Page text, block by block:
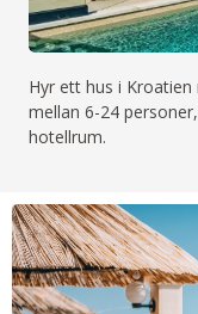
Hyr ett hus i
mellan 6-24
hotellrum.